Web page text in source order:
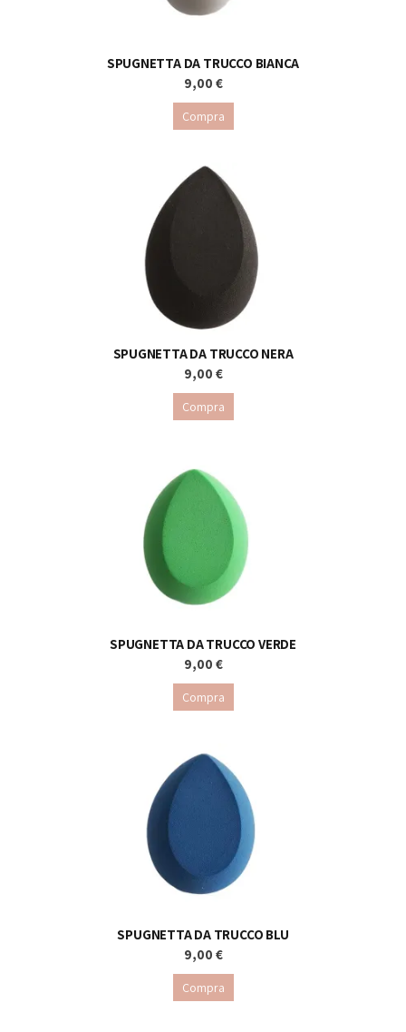
SPUGNETTA DA TRUCCO BIANCA
9,00 €
Compra
SPUGNETTA DA TRUCCO NERA
9,00 €
Compra
SPUGNETTA DA TRUCCO VERDE
9,00 €
Compra
SPUGNETTA DA TRUCCO BLU
9,00 €
Compra